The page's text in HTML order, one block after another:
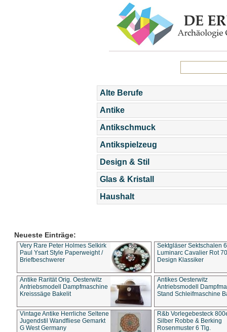
Alte Berufe
Antike
Antikschmuck
Antikspielzeug
Design & Stil
Glas & Kristall
Haushalt
Neueste Einträge:
Very Rare Peter Holmes Selkirk
Paul Ysart Style Paperweight /
Briefbeschwerer
Sektgläser Sektschalen
Luminarc Cavalier Rot
Design Klassiker
Antike Rarität Orig. Oesterwitz
Antriebsmodell Dampfmaschine
Kreisssäge Bakelit
Antikes Oesterwitz
Antriebsmodell
Stand Schleifmaschine
Vintage Antike Herrliche Seltene
Jugendstil Wandfliese Gemarkt
G West Germany
R&b Vorlegebesteck
Silber Robbe & Berking
Rosenmuster 6 Tlg.